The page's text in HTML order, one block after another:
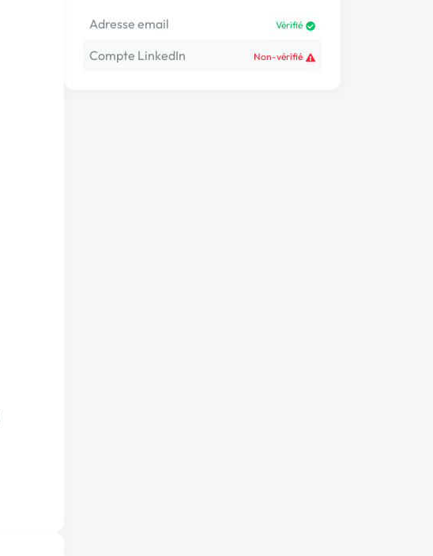
Adresse email Vérifié
Compte LinkedIn Non-vérifié